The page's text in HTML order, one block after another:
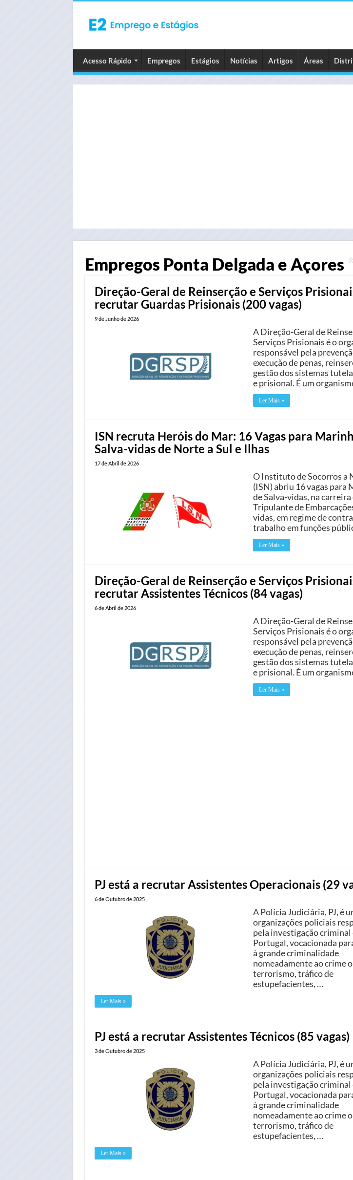
Acesso Rápido Empregos Estágios Notícias Artigos Áreas
Empregos Ponta Delgada e Açores
Direção-Geral de Reinserção e Serviços
recrutar Guardas Prisionais (200 vagas)
9 de Junho de 2026
A Direção-Geral de
Serviços Prisionais é o
responsável pela
execução de penas,
gestão dos sistemas
e prisional. É um
Ler Mais »
ISN recruta Heróis do Mar: 16 Vagas para
Salva-vidas de Norte a Sul e Ilhas
17 de Abril de 2026
O Instituto de Socorros a
(ISN) abriu 16 vagas para
de Salva-vidas, na carreira
Tripulante de
vidas, em regime de
trabalho em funções
Ler Mais »
Direção-Geral de Reinserção e Serviços
recrutar Assistentes Técnicos (84 vagas)
6 de Abril de 2026
A Direção-Geral de
Serviços Prisionais é o
responsável pela
execução de penas,
gestão dos sistemas
e prisional. É um
Ler Mais »
PJ está a recrutar Assistentes Operacionais (29
6 de Outubro de 2025
A Polícia Judiciária, PJ, é
organizações policiais
pela investigação criminal
Portugal, vocacionada
à grande criminalidade
nomeadamente ao crime
terrorismo, tráfico de
estupefacientes, …
Ler Mais »
PJ está a recrutar Assistentes Técnicos (85 vagas)
3 de Outubro de 2025
A Polícia Judiciária, PJ, é
organizações policiais
pela investigação criminal
Portugal, vocacionada
à grande criminalidade
nomeadamente ao crime
terrorismo, tráfico de
estupefacientes, …
Ler Mais »